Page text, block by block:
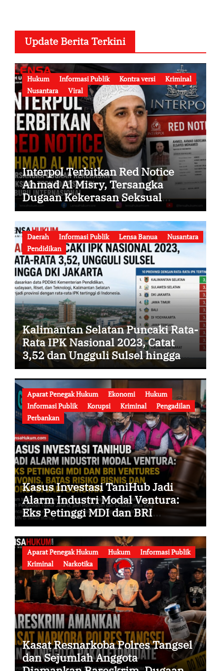
Update Berita Terkini
Hukum Informasi Publik Kontra versi
Kriminal
Nusantara
Viral
Interpol Terbitkan Red Notice
Ahmad Al Misry, Tersangka
Dugaan Kekerasan Seksual
terhadap Santri Kini Diburu
Internasional
Daerah Informasi Publik Lensa Banua
Nusantara
Pendidikan
Kalimantan Selatan Puncaki Rata-
Rata IPK Nasional 2023, Catat
3,52 dan Ungguli Sulsel hingga
DKI Jakarta
Aparat Penegak Hukum Ekonomi
Hukum
Informasi Publik
Korupsi Kriminal
Pengadilan
Perbankan
Kasus Investasi TaniHub Jadi
Alarm Industri Modal Ventura:
Eks Petinggi MDI dan BRI
Ventures Divonis, Batas Risiko
Bisnis dan Korupsi Jadi Sorotan
Aparat Penegak Hukum Hukum
Informasi Publik
Kriminal
Narkotika
Kasat Resnarkoba Polres Tangsel
dan Sejumlah Anggota